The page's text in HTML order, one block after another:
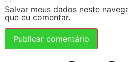
Salvar meus dados neste
que eu comentar.